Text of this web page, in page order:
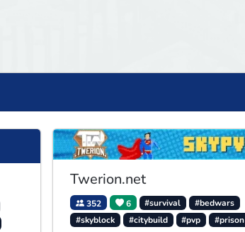
Twerion.net
352 6 #survival
#bedwars
#skyblock
#citybuild #pvp #prison